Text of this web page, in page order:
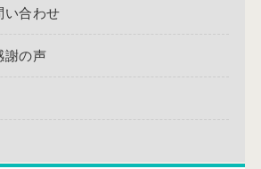
い合わせ
謝の声